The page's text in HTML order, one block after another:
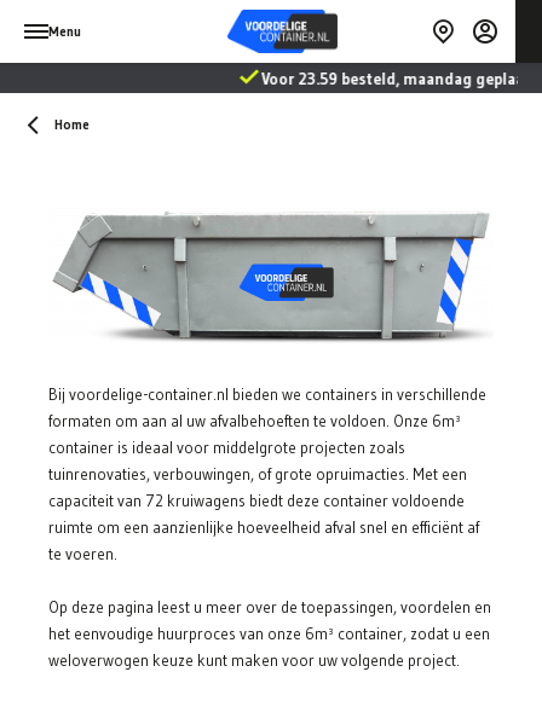
Menu
Voor 23.59 besteld, maandag geplaatst
Home
Bij voordelige-container.nl bieden we containers in verschillende
formaten om aan al uw afvalbehoeften te voldoen. Onze 6m³
container is ideaal voor middelgrote projecten zoals
tuinrenovaties, verbouwingen, of grote opruimacties. Met een
capaciteit van 72 kruiwagens biedt deze container voldoende
ruimte om een aanzienlijke hoeveelheid afval snel en efficiënt af
te voeren.
Op deze pagina leest u meer over de toepassingen, voordelen en
het eenvoudige huurproces van onze 6m³ container, zodat u een
weloverwogen keuze kunt maken voor uw volgende project.